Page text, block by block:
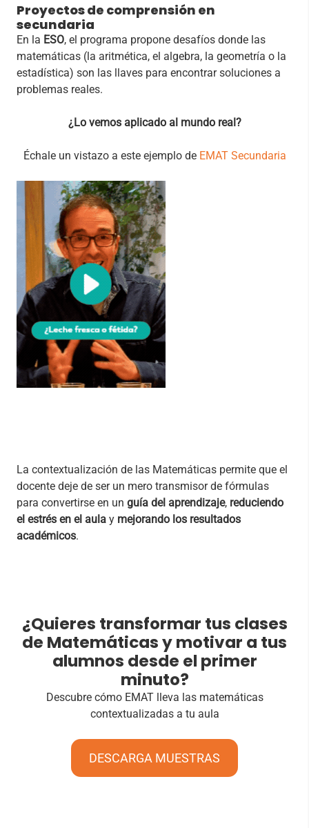
Proyectos de comprensión en
secundaria
En la ESO, el programa propone desafíos donde las
matemáticas (la aritmética, el algebra, la geometría o la
estadística) son las llaves para encontrar soluciones a
problemas reales.
¿Lo vemos aplicado al mundo real?
Échale un vistazo a este ejemplo de EMAT Secundaria
La contextualización de las Matemáticas permite que el
docente deje de ser un mero transmisor de fórmulas
para convertirse en un guía del aprendizaje, reduciendo
el estrés en el aula y mejorando los resultados
académicos.
¿Quieres transformar tus clases
de Matemáticas y motivar a tus
alumnos desde el primer
minuto?
Descubre cómo EMAT lleva las matemáticas
contextualizadas a tu aula
DESCARGA MUESTRAS